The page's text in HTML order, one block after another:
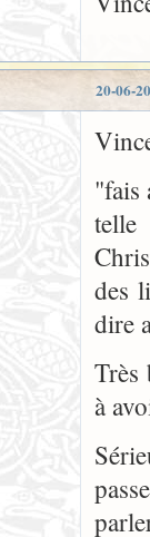
20-06-
"fais
telle
des
dire
Très
à